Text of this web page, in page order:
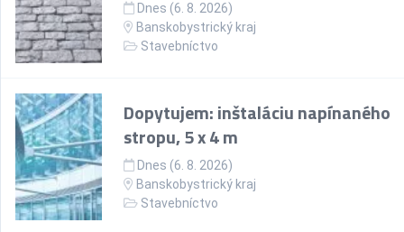
Dnes (6. 8. 2026)
Banskobystrický kraj
Stavebníctvo
Dopytujem: inštaláciu napínaného
stropu, 5 x 4 m
Dnes (6. 8. 2026)
Banskobystrický kraj
Stavebníctvo